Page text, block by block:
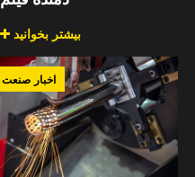
بیشتر بخوانید
اخبار صنعت